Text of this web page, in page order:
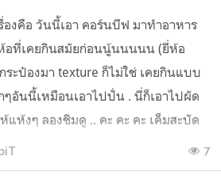
องคือ วันนี้เอา คอร์นบีฟ มาทำอาหาร
อที่เคยกินสมัยก่อนนู้นนนนน (ยี่ห้อ
ระป๋องมา texture ก็ไม่ใช่ เคยกินแบบ
ๆอันนี้เหมือนเอาไปปั่น . นี่ก็เอาไปผัด
แห้งๆ ลองชิมดู .. คะ คะ คะ เค็มสะบัด
บใช้โควต้ากินโซเดียมทั้งสัปดาห์
ง ...
7